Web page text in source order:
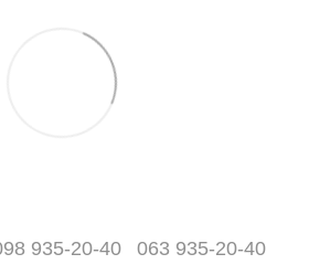
935-20-40 063 935-20-40